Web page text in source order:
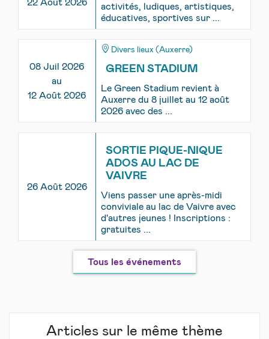
22 Août 2026
activités, ludiques, artistiques,
éducatives, sportives sur ...
08 Juil 2026
au
12 Août 2026
Divers lieux (Auxerre)
GREEN STADIUM
Le Green Stadium revient à
Auxerre du 8 juillet au 12 août
2026 avec des ...
26 Août 2026
SORTIE PIQUE-NIQUE
ADOS AU LAC DE
VAIVRE
Viens passer une après-midi
conviviale au lac de Vaivre avec
d'autres jeunes ! Inscriptions :
gratuites ...
Tous les événements
Articles sur le même thème